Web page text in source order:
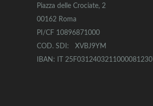
Piazza delle Crociate, 2
00162 Roma
PI/CF 10896871000
COD. SDI: XVBJ9YM
IBAN: IT